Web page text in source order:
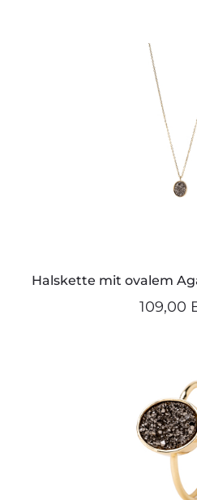
Halskette mit ovalem
109,00